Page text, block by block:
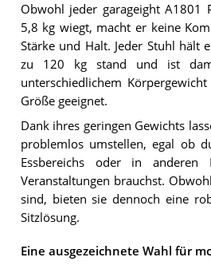
Obwohl jeder garageight A1801
5,8 kg wiegt, macht er keine
Stärke und Halt. Jeder Stuhl hält
zu 120 kg stand und ist
unterschiedlichem
Größe geeignet.
Dank ihres geringen Gewichts
problemlos umstellen, egal ob
Essbereichs oder in anderen
Veranstaltungen brauchst.
sind, bieten sie dennoch eine
Sitzlösung.
Eine ausgezeichnete Wahl für